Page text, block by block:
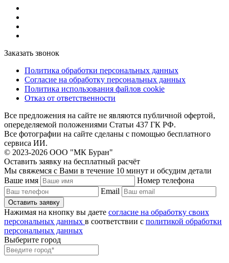
Заказать звонок
Политика обработки персональных данных
Согласие на обработку персональных данных
Политика использования файлов cookie
Отказ от ответственности
Все предложения на сайте не являются публичной офертой,
опеределяемой положениями Статьи 437 ГК РФ.
Все фотографии на сайте сделаны с помощью бесплатного
сервиса ИИ.
© 2023-2026 ООО "МК Буран"
Оставить заявку на бесплатный расчёт
Мы свяжемся с Вами в течение 10 минут и обсудим детали
Ваше имя
Номер телефона
Email
Нажимая на кнопку вы даете согласие на обработку своих
персональных данных в соответствии с политикой обработки
персональных данных
Выберите город